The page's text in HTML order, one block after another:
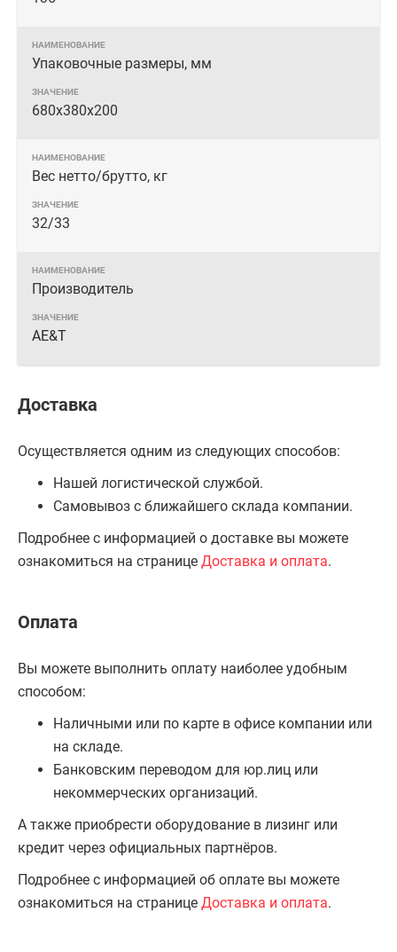
Упаковочные размеры, мм
680х380х200
Вес нетто/брутто, кг
32/33
Производитель
AE&T
Доставка
Осуществляется одним из следующих способов:
Нашей логистической службой.
Самовывоз с ближайшего склада компании.
Подробнее с информацией о доставке вы можете
ознакомиться на странице Доставка и оплата.
Оплата
Вы можете выполнить оплату наиболее удобным
способом:
Наличными или по карте в офисе компании или
на складе.
Банковским переводом для юр.лиц или
некоммерческих организаций.
А также приобрести оборудование в лизинг или
кредит через официальных партнёров.
Подробнее с информацией об оплате вы можете
ознакомиться на странице Доставка и оплата.